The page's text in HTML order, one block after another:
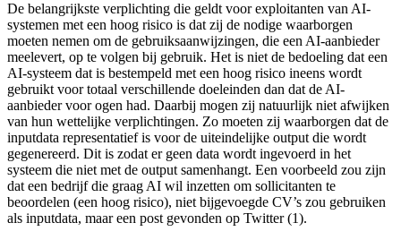
De belangrijkste verplichting die geldt voor exploitanten van AI-
systemen met een hoog risico is dat zij de nodige waarborgen
moeten nemen om de gebruiksaanwijzingen, die een AI-aanbieder
meelevert, op te volgen bij gebruik. Het is niet de bedoeling dat een
AI-systeem dat is bestempeld met een hoog risico ineens wordt
gebruikt voor totaal verschillende doeleinden dan dat de AI-
aanbieder voor ogen had. Daarbij mogen zij natuurlijk niet afwijken
van hun wettelijke verplichtingen. Zo moeten zij waarborgen dat de
inputdata representatief is voor de uiteindelijke output die wordt
gegenereerd. Dit is zodat er geen data wordt ingevoerd in het
systeem die niet met de output samenhangt. Een voorbeeld zou zijn
dat een bedrijf die graag AI wil inzetten om sollicitanten te
beoordelen (een hoog risico), niet bijgevoegde CV’s zou gebruiken
als inputdata, maar een post gevonden op Twitter (1).